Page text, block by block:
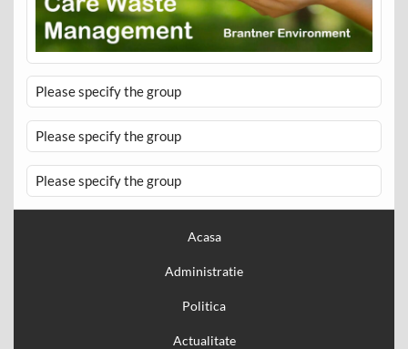
Please specify the group
Please specify the group
Please specify the group
Acasa
Administratie
Politica
Actualitate